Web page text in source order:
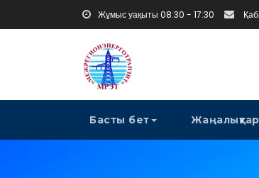
Жұмыс уақыты 08:30 - 17:30
Басты бет Жаңалықтар